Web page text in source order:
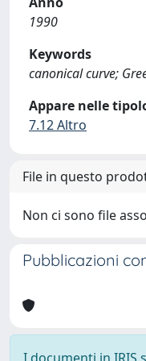
1990
Keywords
canonical curve;
Appare nelle
7.12 Altro
File in questo
Non ci sono file
Pubblicazioni